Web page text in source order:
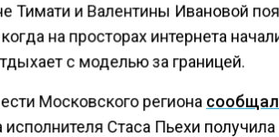
Тимати и Валентины Ивановой
на просторах интернета
с моделью за границей.
Московского региона
исполнителя Стаса Пьехи